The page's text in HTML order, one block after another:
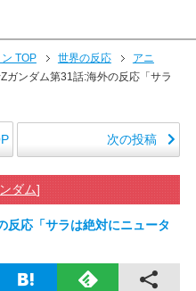
TOP 世界の反応
アニ
ガンダム第31話:海外の反応「サラ
次の投稿
ダム]
反応「サラは絶対にニュータ